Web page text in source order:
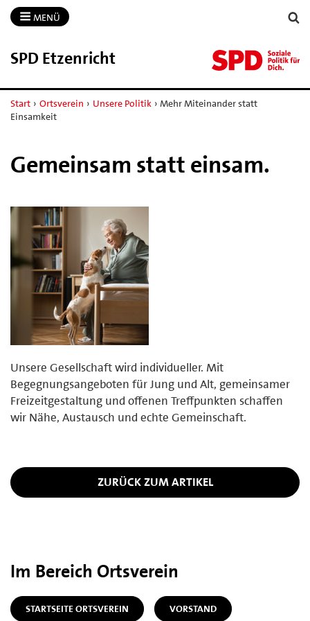
MENÜ
SPD Etzenricht
Start › Ortsverein › Unsere Politik › Mehr Miteinander statt
Einsamkeit
Gemeinsam statt einsam.
Unsere Gesellschaft wird individueller. Mit
Begegnungsangeboten für Jung und Alt, gemeinsamer
Freizeitgestaltung und offenen Treffpunkten schaffen
wir Nähe, Austausch und echte Gemeinschaft.
ZURÜCK ZUM ARTIKEL
Im Bereich Ortsverein
STARTSEITE ORTSVEREIN VORSTAND